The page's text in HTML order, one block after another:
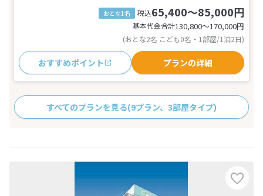
おとな1名 税込65,400～85,000円
基本代金合計130,800〜170,000円
(おとな2名 こども0名・1部屋/1泊2日)
おすすめポイント プランの詳細
すべてのプランを見る(9プラン、3部屋タイプ)